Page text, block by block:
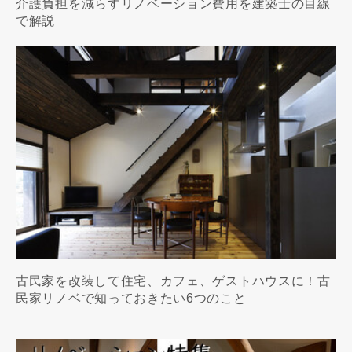
介護負担を減らすリノベーション費用を建築士の目線
で解説
古民家を改装して住宅、カフェ、ゲストハウスに！古
民家リノベで知っておきたい6つのこと